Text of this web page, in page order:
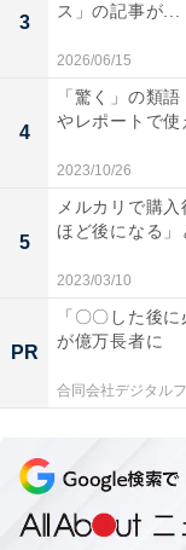
先進的だと思う携帯電話
最も電波・回線
は、1位NTTドコ
SoftBank（6.2％
やすいと回答し
SoftBankとその
会社よりNTTド
3
ス」の記事が...
2026/06/15
4
「驚く」の類
やレポートで使
2023/10/26
5
メルカリで購
ほど後になる」
2023/03/10
PR
「〇〇した後
が億万長者に
合同会社デジタル